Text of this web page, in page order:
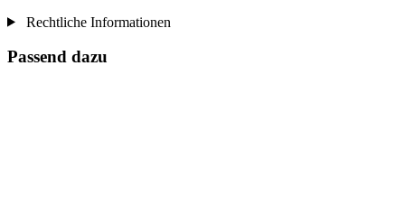
Rechtliche Informationen
Passend dazu